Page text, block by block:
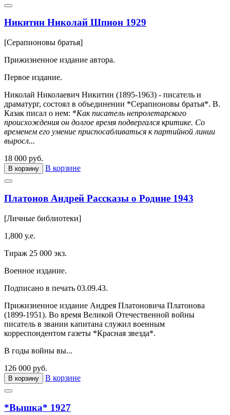
Никитин Николай Шпион 1929
[Серапионовы братья]
Прижизненное издание автора.
Первое издание.
Николай Николаевич Никитин (1895-1963) - писатель и
драматург, состоял в объединении *Серапионовы братья*. В.
Казак писал о нем: *Как писатель непролетарского
происхождения он долгое время подвергался критике. Со
временем его умение приспосабливаться к партийной линии
выросл...
18 000 руб.
В корзину В корзине
Платонов Андрей Рассказы о Родине 1943
[Личные библиотеки]
1,800 у.е.
Тираж 25 000 экз.
Военное издание.
Подписано в печать 03.09.43.
Прижизненное издание Андрея Платоновича Платонова
(1899-1951). Во время Великой Отечественной войны
писатель в звании капитана служил военным
корреспондентом газеты *Красная звезда*.
В годы войны вы...
126 000 руб.
В корзину В корзине
*Вышка* 1927